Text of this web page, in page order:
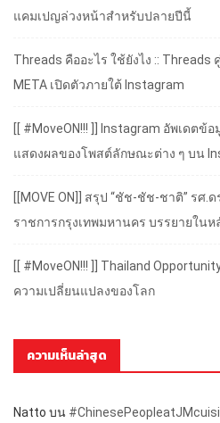
แคมเปญล่วงหน้าสำหรับปลายปีนี้
Threads คืออะไร ใช้ยังไง ::
META เปิดตัวภายใต้ Instagram
[[ #MoveON!!! ]] Instagram อัพเดต
แสดงผลของโพสต์ลักษณะต่าง ๆ บน
[[MOVE ON]] สรุป “ชัช-ชัช-ชาติ” รศ
ราชการกรุงเทพมหานคร บรรยายในห
[[ #MoveON!!! ]] Thailand
ความเปลี่ยนแปลงของโลก
ความเห็นล่าสุด
Natto บน